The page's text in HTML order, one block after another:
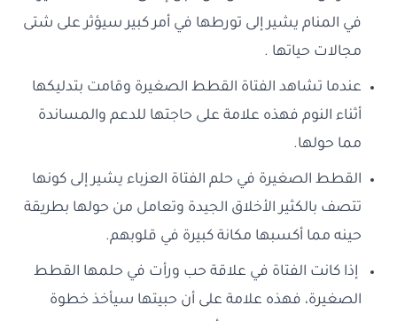
في المنام يشير إلى تورطها في أمر كبير سيؤثر على شتى
مجالات حياتها .
عندما تشاهد الفتاة القطط الصغيرة وقامت بتدليكها
أثناء النوم فهذه علامة على حاجتها للدعم والمساندة
مما حولها.
القطط الصغيرة في حلم الفتاة العزباء يشير إلى كونها
تتصف بالكثير الأخلاق الجيدة وتعامل من حولها بطريقة
حينه مما أكسبها مكانة كبيرة في قلوبهم.
إذا كانت الفتاة في علاقة حب ورأت في حلمها القطط
الصغيرة، فهذه علامة على أن حبيتها سيأخذ خطوة